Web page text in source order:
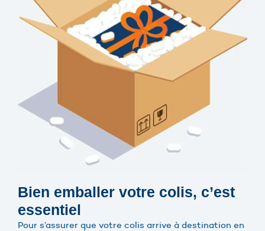
Bien emballer votre colis, c’est
essentiel
Pour s’assurer que votre colis arrive à destination en